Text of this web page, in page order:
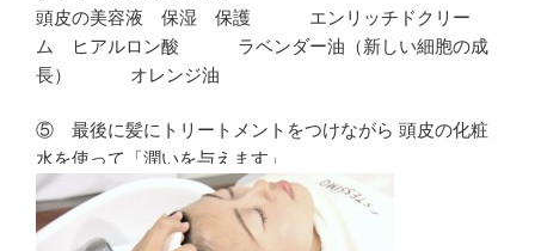
頭皮の美容液 保湿 保護 エンリッチドクリー
ム ヒアルロン酸 ラベンダー油（新しい細胞の成
長） オレンジ油
⑤ 最後に髪にトリートメントをつけながら 頭皮の化粧
水を使って「潤いを与えます」